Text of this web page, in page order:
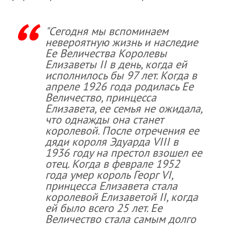
"Сегодня мы вспоминаем
невероятную жизнь и наследие
Ее Величества Королевы
Елизаветы II в день, когда ей
исполнилось бы 97 лет. Когда в
апреле 1926 года родилась Ее
Величество, принцесса
Елизавета, ее семья не ожидала,
что однажды она станет
королевой. После отречения ее
дяди короля Эдуарда VIII в
1936 году на престол взошел ее
отец. Когда в феврале 1952
года умер король Георг VI,
принцесса Елизавета стала
королевой Елизаветой II, когда
ей было всего 25 лет. Ее
Величество стала самым долго